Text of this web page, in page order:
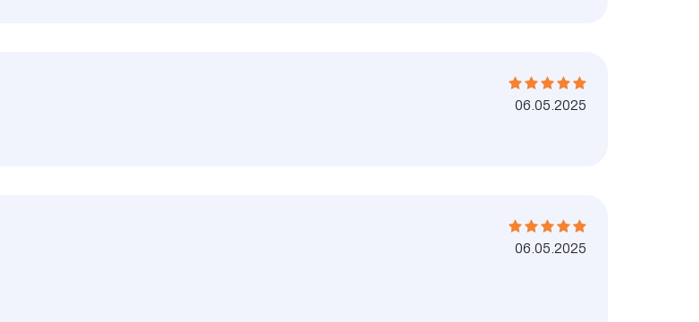
06.05.2025
06.05.2025